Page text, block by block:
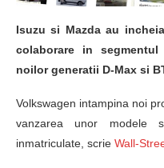
Isuzu si Mazda au
colaborare in
noilor generatii D-Max si
Volkswagen intampina noi
vanzarea unor modele
inmatriculate, scrie Wall-